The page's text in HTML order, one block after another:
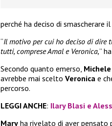
perché ha deciso di smascherare
“Il motivo per cui ho deciso di dire
tutti, comprese Amal e Veronica,”
Secondo quanto emerso, Michele
avrebbe mai scelto Veronica e
percorso.
LEGGI ANCHE: Ilary Blasi e
Mary ha rivelato di aver pensato